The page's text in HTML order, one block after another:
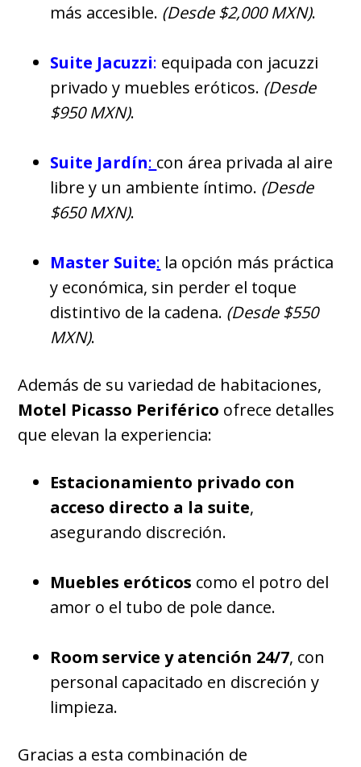
más accesible. (Desde $2,000 MXN).
Suite Jacuzzi: equipada con jacuzzi
privado y muebles eróticos. (Desde
$950 MXN).
Suite Jardín: con área privada al aire
libre y un ambiente íntimo. (Desde
$650 MXN).
Master Suite: la opción más práctica
y económica, sin perder el toque
distintivo de la cadena. (Desde $550
MXN).
Además de su variedad de habitaciones,
Motel Picasso Periférico ofrece detalles
que elevan la experiencia:
Estacionamiento privado con
acceso directo a la suite,
asegurando discreción.
Muebles eróticos como el potro del
amor o el tubo de pole dance.
Room service y atención 24/7, con
personal capacitado en discreción y
limpieza.
Gracias a esta combinación de